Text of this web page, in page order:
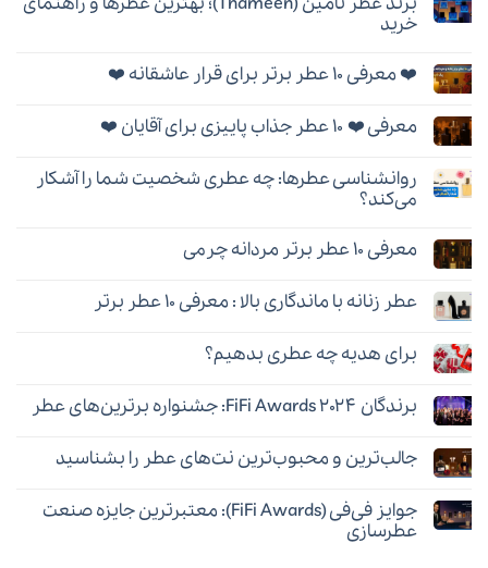
خرید
برای
(Thameen)؛
راهنمای
خرید
ثبت
❤️ معرفی ۱۰ عطر برتر برای قرار عاشقانه ❤️
برای
❤️
عطر
برتر
برای
عاشقانه
❤️
ثبت
نشده
معرفی ❤️ ۱۰ عطر جذاب پاییزی برای آقایان ❤️
برای
معرفی
❤️
جذاب
پاییزی
❤️
ثبت
نشده
روانشناسی عطرها: چه عطری شخصیت شما را آشکار
می‌کند؟
دیدگاهی
برای
روانشناسی
عطری
را
آشکار
ثبت
نشده
معرفی ۱۰ عطر برتر مردانه چرمی
برای
معرفی
برتر
مردانه
ثبت
نشده
عطر زنانه با ماندگاری بالا : معرفی ۱۰ عطر برتر
برای
عطر
ماندگاری
معرفی
۱۰
ثبت
نشده
برای هدیه چه عطری بدهیم؟
برای
برای
عطری
ثبت
نشده
برندگان FiFi Awards ۲۰۲۴: جشنواره برترین‌های عطر
برای
برندگان
۲۰۲۴:
جشنواره
برترین‌های
ثبت
نشده
جالب‌ترین و محبوب‌ترین نت‌های عطر را بشناسید
برای
جالب‌ترین
و
ثبت
نشده
جوایز فی‌فی (FiFi Awards): معتبرترین جایزه صنعت
عطرسازی